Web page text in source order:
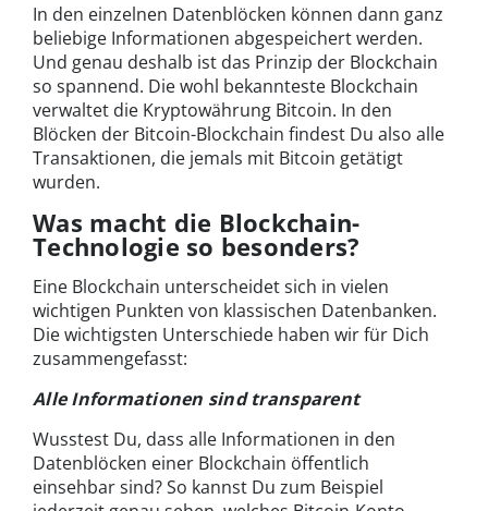
In den einzelnen Datenblöcken können dann ganz
beliebige Informationen abgespeichert werden.
Und genau deshalb ist das Prinzip der Blockchain
so spannend. Die wohl bekannteste Blockchain
verwaltet die Kryptowährung Bitcoin. In den
Blöcken der Bitcoin-Blockchain findest Du also alle
Transaktionen, die jemals mit Bitcoin getätigt
wurden.
Was macht die Blockchain-
Technologie so besonders?
Eine Blockchain unterscheidet sich in vielen
wichtigen Punkten von klassischen Datenbanken.
Die wichtigsten Unterschiede haben wir für Dich
zusammengefasst:
Alle Informationen sind transparent
Wusstest Du, dass alle Informationen in den
Datenblöcken einer Blockchain öffentlich
einsehbar sind? So kannst Du zum Beispiel